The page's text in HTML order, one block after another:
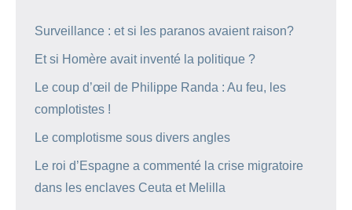
Surveillance : et si les paranos avaient raison?
Et si Homère avait inventé la politique ?
Le coup d’œil de Philippe Randa : Au feu, les
complotistes !
Le complotisme sous divers angles
Le roi d’Espagne a commenté la crise migratoire
dans les enclaves Ceuta et Melilla